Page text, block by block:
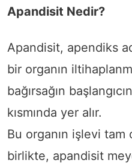
Apandisit Nedir?
Apandisit, apendiks
bir organın
bağırsağın
kısmında yer alır.
Bu organın işlevi
birlikte, apandisit